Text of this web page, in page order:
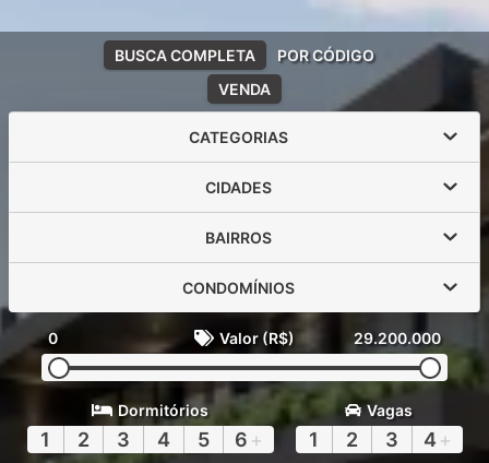
VENDA
BUSCA COMPLETA POR CÓDIGO
CATEGORIAS
CIDADES
BAIRROS
CONDOMÍNIOS
0 Valor (R$) 29.200.000
Dormitórios
1 2 3 4 5 6 +
Vagas
1 2 3 4 +